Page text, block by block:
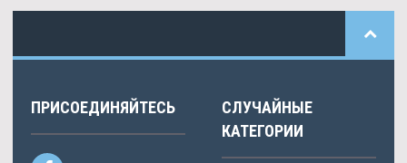
ПРИСОЕДИНЯЙТЕСЬ
СЛУЧАЙНЫЕ
КАТЕГОРИИ